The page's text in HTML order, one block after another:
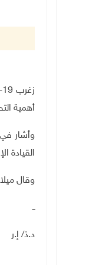
أهمية
وأشار
القيادة
وقال
ــ
د.ذ/ إ.ر